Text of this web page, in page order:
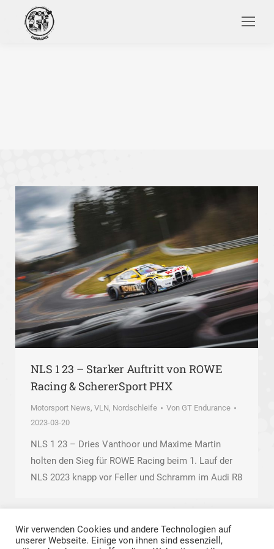
Search:
NLS 1 23 – Starker Auftritt von ROWE
Racing & SchererSport PHX
Motorsport News, VLN, Nordschleife Von GT Endurance
2023-03-20
NLS 1 23 – Dries Vanthoor und Maxime Martin
holten den Sieg für ROWE Racing beim 1. Lauf der
NLS 2023 knapp vor Feller und Schramm im Audi R8
Wir verwenden Cookies und andere Technologien auf
unserer Webseite. Einige von ihnen sind essenziell,